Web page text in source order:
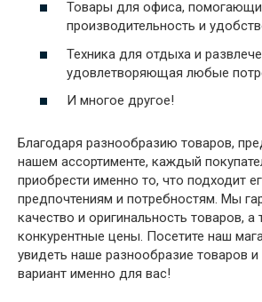
Товары для офиса,
производительность и
Техника для отдыха и
удовлетворяющая любые
И многое другое!
Благодаря разнообразию товаров,
нашем ассортименте, каждый
приобрести именно то, что подходит
предпочтениям и потребностям. Мы
качество и оригинальность товаров,
конкурентные цены. Посетите наш
увидеть наше разнообразие товаров
вариант именно для вас!